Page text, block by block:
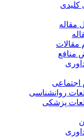
کلیدی
مقاله
مقالات
منافع
اجتماعی
روانشناسی
پزشکی